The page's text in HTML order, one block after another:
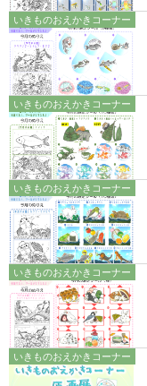
いきものおえかきコーナー
いきものおえかきコーナー
いきものおえかきコーナー
いきものおえかきコーナー
いきものおえかきコーナー